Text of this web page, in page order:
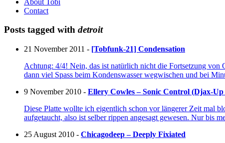
Contact
Posts tagged with detroit
21 November 2011 - [Tobfunk-21] Condensation
Achtung: 4/4! Nein, das ist natürlich nicht die Fortsetzung
dann viel Spass beim Kondenswasser wegwischen und bei
9 November 2010 - Ellery Cowles – Sonic Control (Djax-Up
Diese Platte wollte ich eigentlich schon vor längerer Zeit mal
aufgetaucht, also ist selber rippen angesagt gewesen. Nur
25 August 2010 - Chicagodeep – Deeply Fixiated